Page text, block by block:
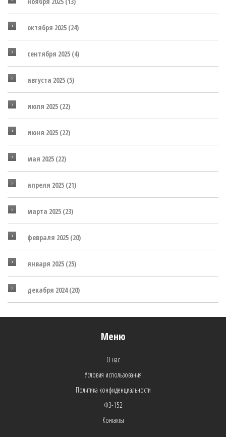
октября 2025 (24)
сентября 2025 (4)
августа 2025 (5)
июля 2025 (22)
июня 2025 (22)
мая 2025 (22)
апреля 2025 (21)
марта 2025 (23)
февраля 2025 (20)
января 2025 (25)
декабря 2024(20)
Меню
О нас
Условия использования
Политика конфиденциальности
ФЗ-152
Контакты